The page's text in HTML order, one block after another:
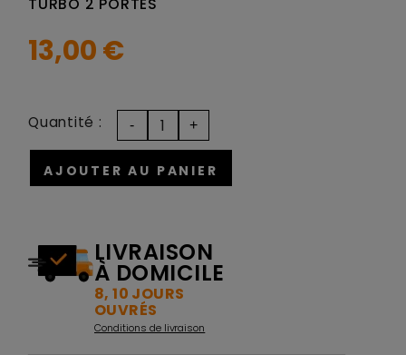
TURBO 2 PORTES
13,00 €
AJOUTER AU PANIER
Quantité :
LIVRAISON
À DOMICILE
8, 10 JOURS
OUVRÉS
Conditions de livraison